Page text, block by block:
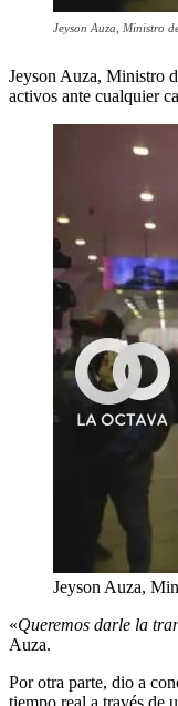
Jeyson Auza, Ministro
Jeyson Auza, Ministro
activos ante cualquier
Jeyson Auza,
«Queremos darle la
Auza.
Por otra parte, dio a
tiempo real a través de